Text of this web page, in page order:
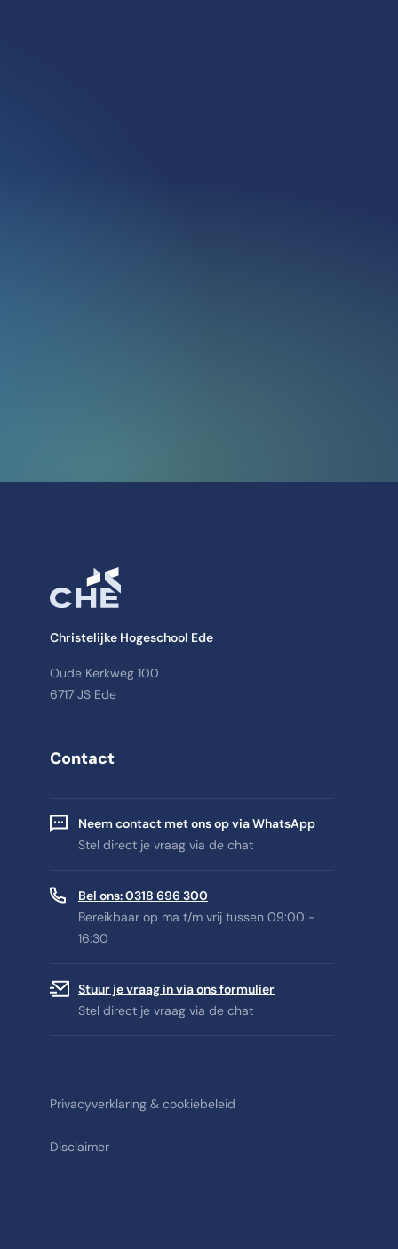
Christelijke Hogeschool Ede
Oude Kerkweg 100
6717 JS Ede
Contact
Neem contact met ons op via WhatsApp
Stel direct je vraag via de chat
Bel ons: 0318 696 300
Bereikbaar op ma t/m vrij tussen 09:00 -
16:30
Stuur je vraag in via ons formulier
Stel direct je vraag via de chat
Privacyverklaring & cookiebeleid
Disclaimer